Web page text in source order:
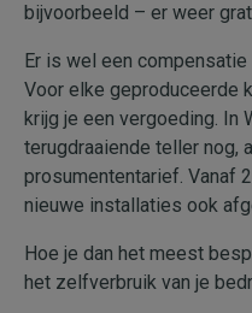
bijvoorbeeld – er weer
Er is wel een compensatie
Voor elke geproduceerde
krijg je een vergoeding. In
terugdraaiende teller nog,
prosumententarief. Vanaf
nieuwe installaties ook
Hoe je dan het meest
het zelfverbruik van je